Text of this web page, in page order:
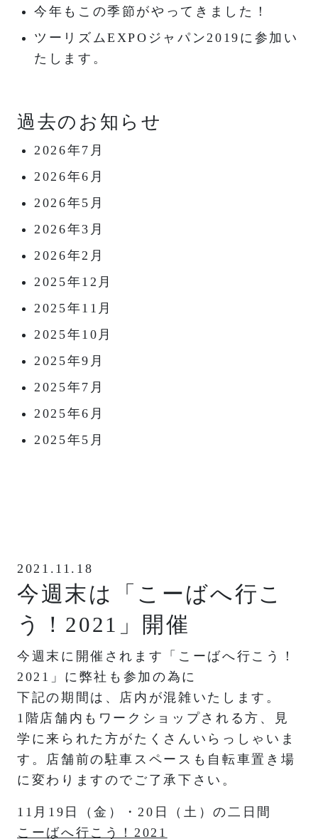
今年もこの季節がやってきました！
ツーリズムEXPOジャパン2019に参加い
たします。
過去のお知らせ
2026年7月
2026年6月
2026年5月
2026年3月
2026年2月
2025年12月
2025年11月
2025年10月
2025年9月
2025年7月
2025年6月
2025年5月
2021.11.18
今週末は「こーばへ行こ
う！2021」開催
今週末に開催されます「こーばへ行こう！
2021」に弊社も参加の為に
下記の期間は、店内が混雑いたします。
1階店舗内もワークショップされる方、見
学に来られた方がたくさんいらっしゃいま
す。店舗前の駐車スペースも自転車置き場
に変わりますのでご了承下さい。
11月19日（金）・20日（土）の二日間
こーばへ行こう！2021